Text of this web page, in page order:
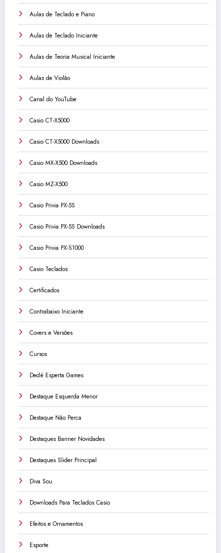
Aulas de Teclado e Piano
Aulas de Teclado Iniciante
Aulas de Teoria Musical Iniciante
Aulas de Violão
Canal do YouTube
Casio CT-X5000
Casio CT-X5000 Downloads
Casio MX-X500 Downloads
Casio MZ-X500
Casio Privia PX-5S
Casio Privia PX-5S Downloads
Casio Privia PX-S1000
Casio Teclados
Certificados
Contrabaixo Iniciante
Covers e Versões
Cursos
Dedé Esperta Games
Destaque Esquerda Menor
Destaque Não Perca
Destaques Banner Novidades
Destaques Slider Principal
Diva Sou
Downloads Para Teclados Casio
Efeitos e Ornamentos
Esporte